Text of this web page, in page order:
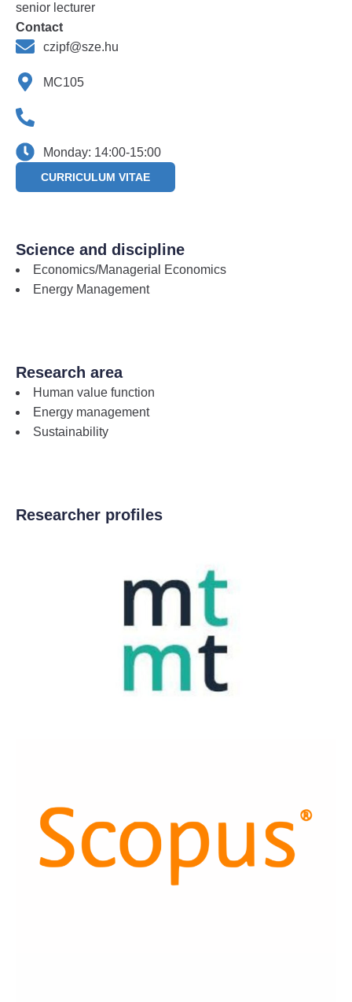
senior lecturer
Contact
czipf@sze.hu
MC105
Monday: 14:00-15:00
CURRICULUM VITAE
Science and discipline
Economics/Managerial Economics
Energy Management
Research area
Human value function
Energy management
Sustainability
Researcher profiles